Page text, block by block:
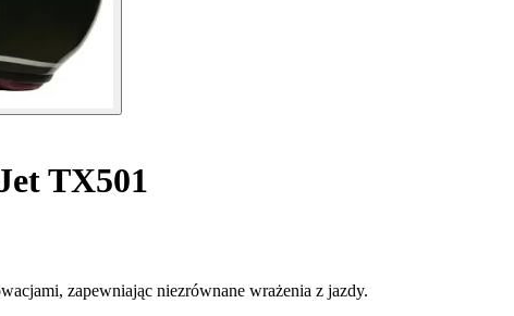
TX501
zapewniając niezrównane wrażenia z jazdy.